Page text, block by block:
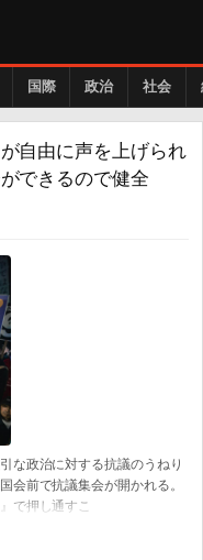
国際 政治 社会
自由に声を上げられ
できるので健全
な政治に対する抗議のうねり
会前で抗議集会が開かれる。
で押し通すこ